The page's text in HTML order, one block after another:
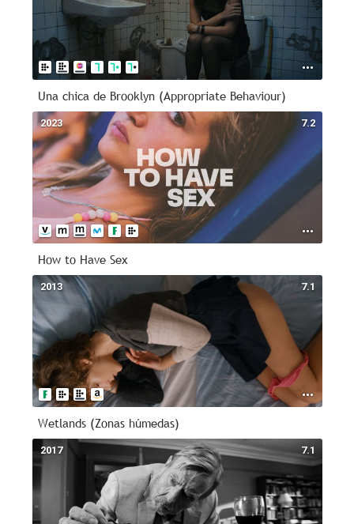
Una chica de Brooklyn (Appropriate Behaviour)
7.2
2023
How to Have Sex
7.1
2013
Wetlands (Zonas húmedas)
7.1
2017